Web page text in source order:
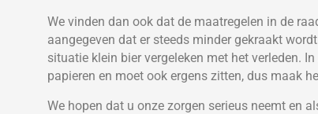
We vinden dan ook dat de maatregelen in de
aangegeven dat er steeds minder gekraakt
situatie klein bier vergeleken met het verleden.
papieren en moet ook ergens zitten, dus maak
We hopen dat u onze zorgen serieus neemt en